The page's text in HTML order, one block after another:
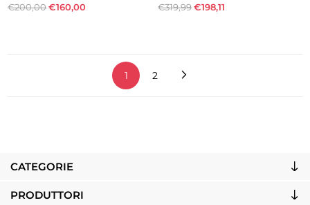
CATEGORIE
PRODUTTORI
€200,00€160,00
€319,99€198,11
1 2